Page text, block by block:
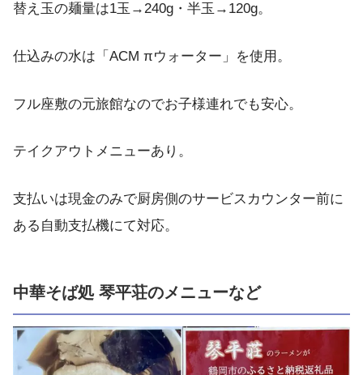
替え玉の麺量は1玉→240g・半玉→120g。
仕込みの水は「ACM πウォーター」を使用。
フル座敷の元旅館なのでお子様連れでも安心。
テイクアウトメニューあり。
支払いは現金のみで厨房側のサービスカウンター前に
ある自動支払機にて対応。
中華そば処 琴平荘のメニューなど